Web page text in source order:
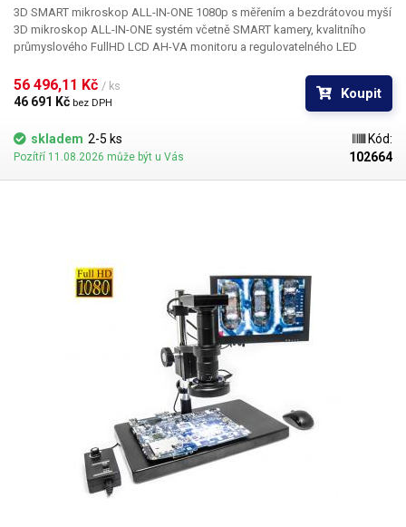
3D SMART mikroskop ALL-IN-ONE 1080p s měřením a bezdrátovou myší
3D mikroskop ALL-IN-ONE systém včetně SMART kamery, kvalitního
průmyslového FullHD LCD AH-VA monitoru a regulovatelného LED
která mimo klasického mikroskopického zvětšení nabízí také možnost
přepnutí do 3D pohledu, díky kterého lze pozorovat předměty z boku.
Otáčením tohoto koncového stupně optiky získáte boční pohled ze
všech stran pozorovaného objektu (při použití adekvátního zvětšení).
Toto je zejména vhodné pro práci s plošnými spoji. Díky tomuto pohledu
lze provést snadnou inspekci jednotlivých spojů i z boku, což je u SMD
součástek zásadní. SMART kamera s vysokým FullHD 1080p rozlišením
ovládací periferie a druhým pro připojení paměťového zařízení (flash
včetně kalibrace měřítka. K dispozici jsouuživatelské linky
svislé, a kříže), díky kterým lze například pozicovat pozorovaný objekt
do záběru pro přesnou tvorbu screenshotů. Nechybí anirežim pravítka
(X,Y a průměr). Samozřejmostí jepokročilé nastavení obrazu
skrýt pravým tlačítkem pro využití celé plochy záběru. Do obrazu je
možné kreslit, přidávat obrazce a geometrické tvary v různých barvách
pro označování např. vad výrobku. Kamera natáčí videa ve FullHD. Celý
systém je možné ovládat počítačovou myší s USB, kterou připojíte přímo
mikroskopu je upevněna na celokovovém bytelném stojanu
profesionálního elektronického mikroskopu umožňující posun nahoru a
dolů a otáčení kolem své osy. Stojan disponuje obrovskou pracovní
56 496,11 Kč / ks
46 691 Kč bez DPH
Koupit
skladem 2-5 ks
Pozítří 11.08.2026 může být u Vás
Kód:
102664